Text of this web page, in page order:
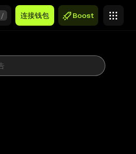
/ 连接钱包 Boost